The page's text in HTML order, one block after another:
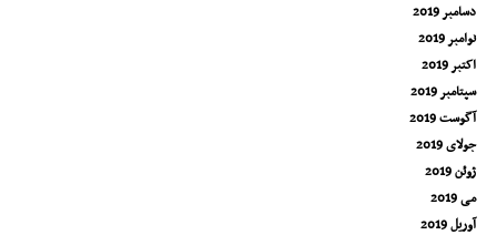
دسامبر 2019
نوامبر 2019
اکتبر 2019
سپتامبر 2019
آگوست 2019
جولای 2019
ژوئن 2019
می 2019
آوریل 2019